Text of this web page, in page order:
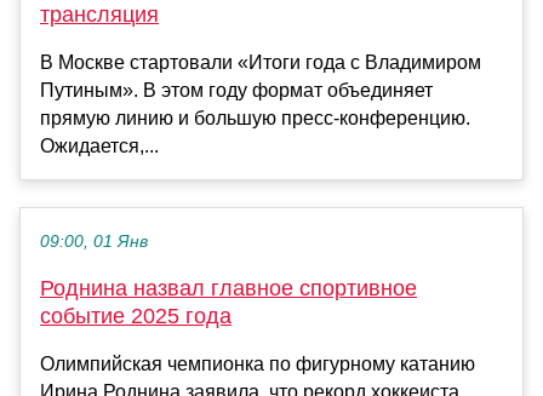
трансляция
В Москве стартовали «Итоги года с Владимиром
Путиным». В этом году формат объединяет
прямую линию и большую пресс-конференцию.
Ожидается,...
09:00, 01 Янв
Роднина назвал главное спортивное
событие 2025 года
Олимпийская чемпионка по фигурному катанию
Ирина Роднина заявила, что рекорд хоккеиста